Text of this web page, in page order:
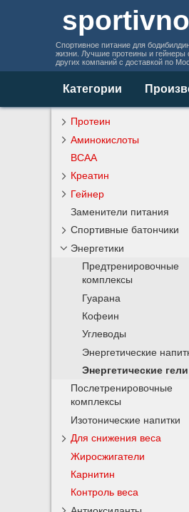
Спортивное питание для
жизни. Лучшие протеины и гейнеры
других компаний с доставкой по
Категории
Протеин
Аминокислоты
BCAA
Креатин
Гейнер
Заменители питания
Спортивные батончики
Энергетики
Предтренировочные
комплексы
Гуарана
Кофеин
Углеводы
Энергетические
Энергетические гели
Послетренировочные
комплексы
Изотонические напитки
Для снижения веса
Жиросжигатели
Карнитин
Контроль веса